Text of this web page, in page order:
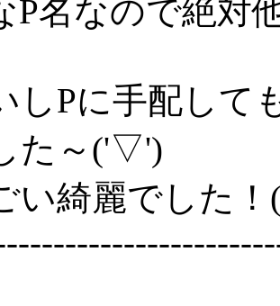
P名なので絶対
しPに手配して
た～('▽')
い綺麗でした！